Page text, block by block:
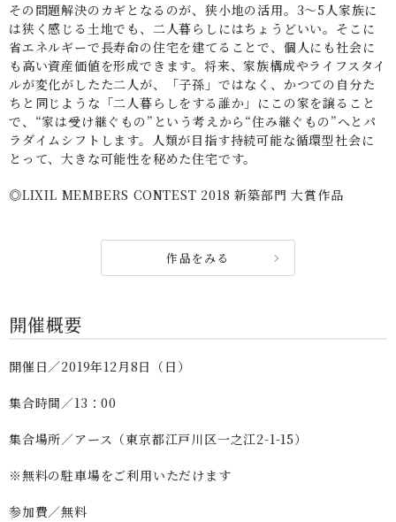
その問題解決のカギとなるのが、狭小地の活用。3～5人家族に
は狭く感じる土地でも、二人暮らしにはちょうどいい。そこに
省エネルギーで長寿命の住宅を建てることで、個人にも社会に
も高い資産価値を形成できます。将来、家族構成やライフスタイ
ルが変化がしたた二人が、「子孫」ではなく、かつての自分た
ちと同じような「二人暮らしをする誰か」にこの家を譲ること
で、“家は受け継ぐもの”という考えから“住み継ぐもの”へとパ
ラダイムシフトします。人類が目指す持続可能な循環型社会に
とって、大きな可能性を秘めた住宅です。
◎LIXIL MEMBERS CONTEST 2018 新築部門 大賞作品
作品をみる
開催概要
開催日／2019年12月8日（日）
集合時間／13：00
集合場所／アース（東京都江戸川区一之江2-1-15）
※無料の駐車場をご利用いただけます
参加費／無料